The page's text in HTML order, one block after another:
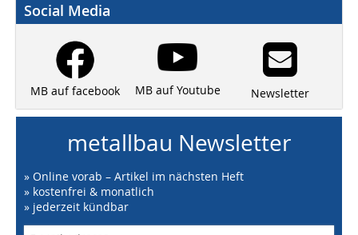
Social Media
MB auf facebook MB auf Youtube Newsletter
metallbau Newsletter
» Online vorab – Artikel im nächsten Heft
» kostenfrei & monatlich
» jederzeit kündbar